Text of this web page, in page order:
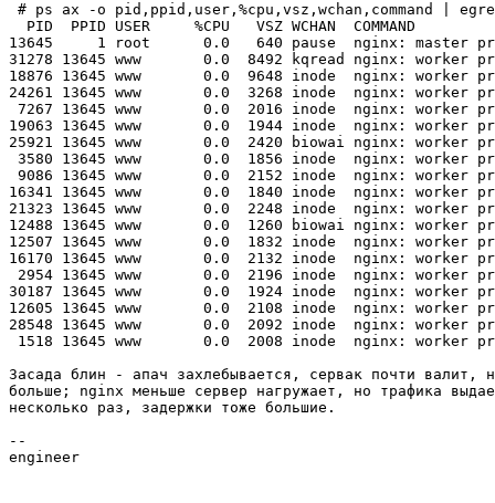
# ps ax -o pid,ppid,user,%cpu,vsz,wchan,command |
  PID  PPID USER     %CPU   VSZ WCHAN  COMMAND
13645     1 root      0.0   640 pause  nginx: master
31278 13645 www       0.0  8492 kqread nginx: worker
18876 13645 www       0.0  9648 inode  nginx: worker
24261 13645 www       0.0  3268 inode  nginx: worker
7267 13645 www       0.0  2016 inode  nginx: worker
19063 13645 www       0.0  1944 inode  nginx: worker
25921 13645 www       0.0  2420 biowai nginx: worker
3580 13645 www       0.0  1856 inode  nginx: worker
9086 13645 www       0.0  2152 inode  nginx: worker
16341 13645 www       0.0  1840 inode  nginx: worker
21323 13645 www       0.0  2248 inode  nginx: worker
12488 13645 www       0.0  1260 biowai nginx: worker
12507 13645 www       0.0  1832 inode  nginx: worker
16170 13645 www       0.0  2132 inode  nginx: worker
2954 13645 www       0.0  2196 inode  nginx: worker
30187 13645 www       0.0  1924 inode  nginx: worker
12605 13645 www       0.0  2108 inode  nginx: worker
28548 13645 www       0.0  2092 inode  nginx: worker
1518 13645 www       0.0  2008 inode  nginx: worker
Засада блин - апач захлебывается, сервак почти валит,
больше; nginx меньше сервер нагружает, но трафика
несколько раз, задержки тоже большие.
--
engineer